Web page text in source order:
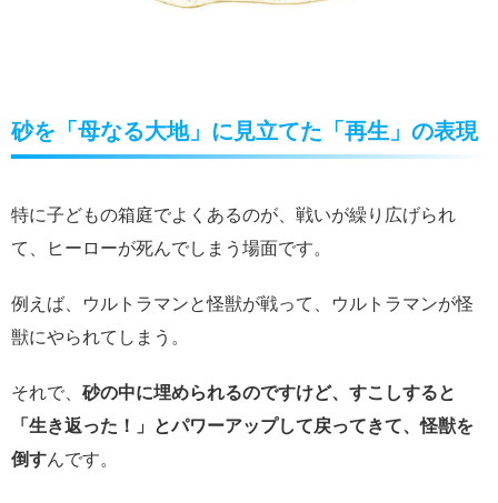
砂を「母なる大地」に見立てた「再生」の表現
特に子どもの箱庭でよくあるのが、戦いが繰り広げられ
て、ヒーローが死んでしまう場面です。
例えば、ウルトラマンと怪獣が戦って、ウルトラマンが怪
獣にやられてしまう。
それで、 砂の中に埋められるのですけど、すこしすると
「生き返った！」とパワーアップして戻ってきて、怪獣を
倒すんです。